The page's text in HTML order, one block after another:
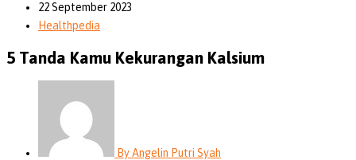
22 September 2023
Healthpedia
5 Tanda Kamu Kekurangan Kalsium
ByAngelin Putri Syah